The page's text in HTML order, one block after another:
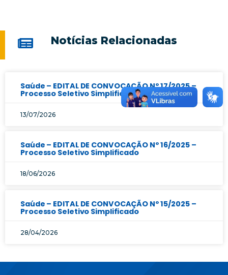
Notícias Relacionadas
Saúde – EDITAL DE CONVOCAÇÃO Nº 17/2025 –
Processo Seletivo Simplificado
13/07/2026
Saúde – EDITAL DE CONVOCAÇÃO Nº 16/2025 –
Processo Seletivo Simplificado
18/06/2026
Saúde – EDITAL DE CONVOCAÇÃO Nº 15/2025 –
Processo Seletivo Simplificado
28/04/2026